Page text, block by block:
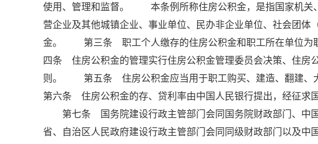
使用、管理和监督。 本条例所称住房公积金，是指国家机关
营企业及其他城镇企业、事业单位、民办非企业单位、社会团体
金。 第三条 职工个人缴存的住房公积金和职工所在单位
四条 住房公积金的管理实行住房公积金管理委员会决策、住房
则。 第五条 住房公积金应当用于职工购买、建造、翻建、
第六条 住房公积金的存、贷利率由中国人民银行提出，经征求
第七条 国务院建设行政主管部门会同国务院财政部门、中
省、自治区人民政府建设行政主管部门会同同级财政部门以及中